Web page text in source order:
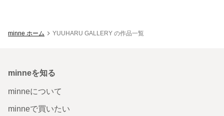
minne ホーム YUUHARU GALLERY の作品一覧
minneを知る
minneについて
minneで買いたい